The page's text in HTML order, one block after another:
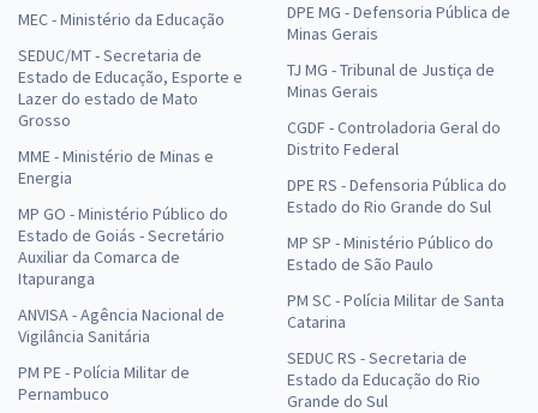
MEC - Ministério da Educação
SEDUC/MT - Secretaria de
Estado de Educação, Esporte e
Lazer do estado de Mato
Grosso
MME - Ministério de Minas e
Energia
MP GO - Ministério Público do
Estado de Goiás - Secretário
Auxiliar da Comarca de
Itapuranga
ANVISA - Agência Nacional de
Vigilância Sanitária
PM PE - Polícia Militar de
Pernambuco
DPE MG - Defensoria Pública de
Minas Gerais
TJ MG - Tribunal de Justiça de
Minas Gerais
CGDF - Controladoria Geral do
Distrito Federal
DPE RS - Defensoria Pública do
Estado do Rio Grande do Sul
MP SP - Ministério Público do
Estado de São Paulo
PM SC - Polícia Militar de Santa
Catarina
SEDUC RS - Secretaria de
Estado da Educação do Rio
Grande do Sul